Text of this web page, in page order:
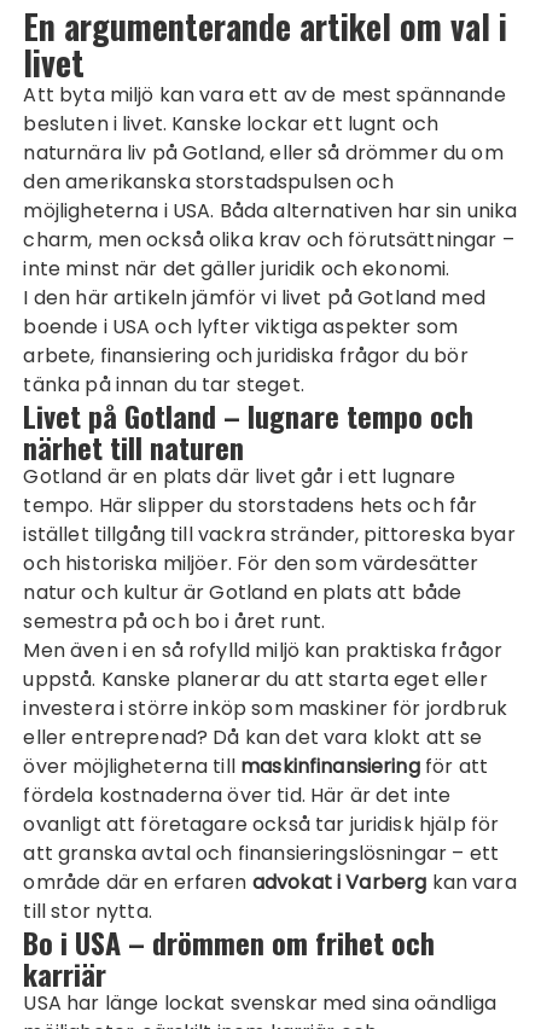
En argumenterande artikel om val i
livet
Att byta miljö kan vara ett av de mest spännande
besluten i livet. Kanske lockar ett lugnt och
naturnära liv på Gotland, eller så drömmer du om
den amerikanska storstadspulsen och
möjligheterna i USA. Båda alternativen har sin unika
charm, men också olika krav och förutsättningar –
inte minst när det gäller juridik och ekonomi.
I den här artikeln jämför vi livet på Gotland med
boende i USA och lyfter viktiga aspekter som
arbete, finansiering och juridiska frågor du bör
tänka på innan du tar steget.
Livet på Gotland – lugnare tempo och
närhet till naturen
Gotland är en plats där livet går i ett lugnare
tempo. Här slipper du storstadens hets och får
istället tillgång till vackra stränder, pittoreska byar
och historiska miljöer. För den som värdesätter
natur och kultur är Gotland en plats att både
semestra på och bo i året runt.
Men även i en så rofylld miljö kan praktiska frågor
uppstå. Kanske planerar du att starta eget eller
investera i större inköp som maskiner för jordbruk
eller entreprenad? Då kan det vara klokt att se
över möjligheterna till maskinfinansieringför att
fördela kostnaderna över tid. Här är det inte
ovanligt att företagare också tar juridisk hjälp för
att granska avtal och finansieringslösningar – ett
område där en erfaren advokat i Varberg kan vara
till stor nytta.
Bo i USA – drömmen om frihet och
karriär
USA har länge lockat svenskar med sina oändliga